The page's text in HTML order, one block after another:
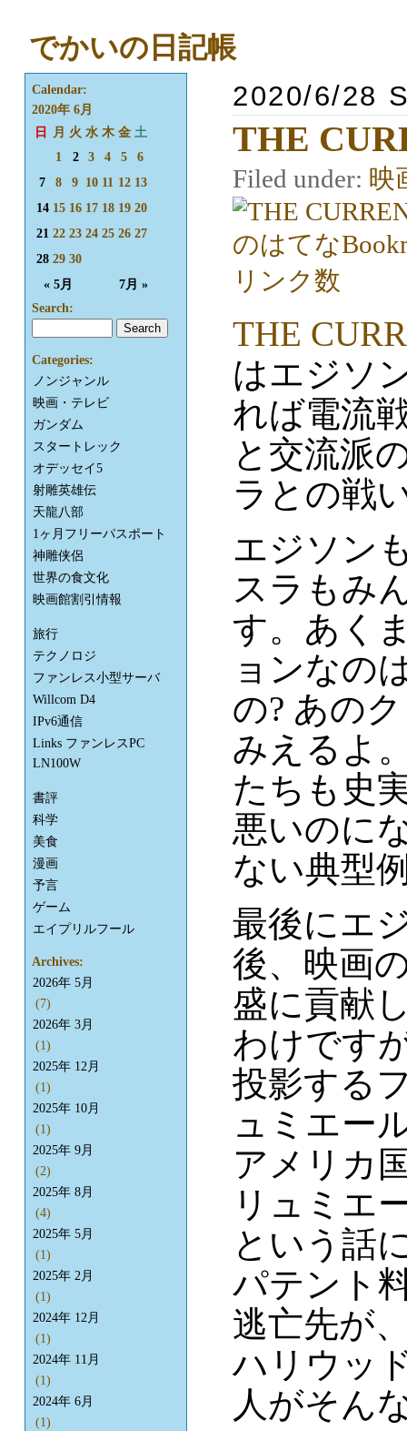
でかいの日記帳
2020/6/28
THE
Filed under: 映
THE
はエジソ
れば電流
と交流派
ラとの戦
エジソン
スラもみ
す。あく
ョンなの
の? あの
みえるよ
たちも史
悪いのに
ない典型
最後にエ
後、映画
盛に貢献
わけです
投影する
ュミエー
アメリカ
リュミエ
という話
パテント
逃亡先が
ハリウッ
人がそん
Calendar:
2020年 6月
日
月 火 水 木 金 土
« 5月 7月 »
1 2 3 4 5
6
7
8 9 10 11 12 13
14 15 16 17 18 19 20
21 22 23 24 25 26 27
28 29 30
Search:
Categories:
ノンジャンル
映画・テレビ
ガンダム
スタートレック
オデッセイ5
射雕英雄伝
天龍八部
1ヶ月フリーパスポート
神雕侠侶
世界の食文化
映画館割引情報
旅行
テクノロジ
ファンレス小型サーバ
Willcom D4
IPv6通信
Links ファンレスPC
LN100W
書評
科学
美食
漫画
予言
ゲーム
エイプリルフール
Archives:
2026年 5月
(7)
2026年 3月
(1)
2025年 12月
(1)
2025年 10月
(1)
2025年 9月
(2)
2025年 8月
(4)
2025年 5月
(1)
2025年 2月
(1)
2024年 12月
(1)
2024年 11月
(1)
2024年 6月
(1)